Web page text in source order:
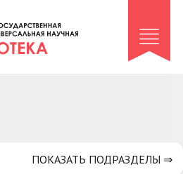
архив»
ПОКАЗАТЬ ПОДРАЗДЕЛЫ ⇒